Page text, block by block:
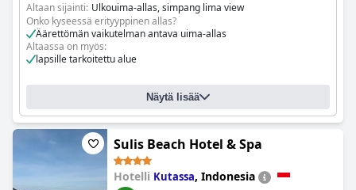
Altaan sijainti: Ulkouima-allas, simpang lima view
Onko kyseessä erityyppinen allas?
Äärettömän vaikutelman antava uima-allas
Altaassa on myös:
lapsille tarkoitettu alue
Näytä lisää
Sulis Beach Hotel & Spa
Hotelli Kutassa, Indonesia